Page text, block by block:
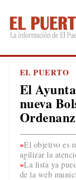
EL PUERTO
El
nueva
El objetivo es
agilizar la
La lista ya
de la web